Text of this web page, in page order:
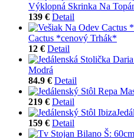
Výklopná Skrinka Na
139 € Detail
Cactus *cenový Trhák*
12 € Detail
Modrá
84.9 € Detail
219 € Detail
159 € Detail